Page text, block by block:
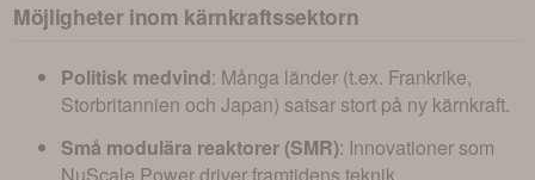
Möjligheter inom kärnkraftssektorn
Politisk medvind: Många länder (t.ex. Frankrike,
Storbritannien och Japan) satsar stort på ny kärnkraft.
Små modulära reaktorer (SMR): Innovationer som
NuScale Power driver framtidens teknik.